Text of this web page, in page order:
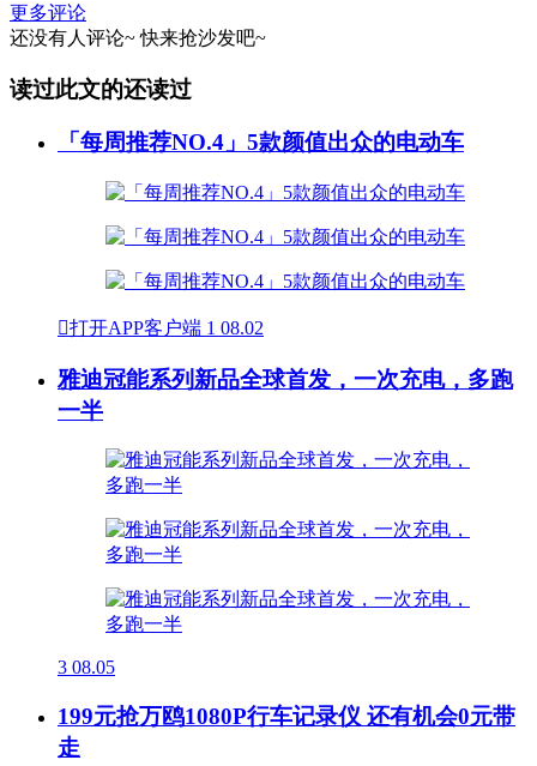
更多评论
还没有人评论~ 快来抢沙发吧~
读过此文的还读过
「每周推荐NO.4」5款颜值出众的电动车
打开APP客户端 1 08.02
雅迪冠能系列新品全球首发，一次充电，多跑
一半
3 08.05
199元抢万鸥1080P行车记录仪 还有机会0元带
走